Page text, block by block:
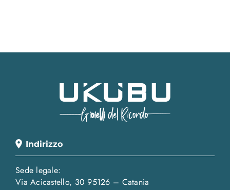
Indirizzo
Sede legale:
Via Acicastello, 30 95126 – Catania